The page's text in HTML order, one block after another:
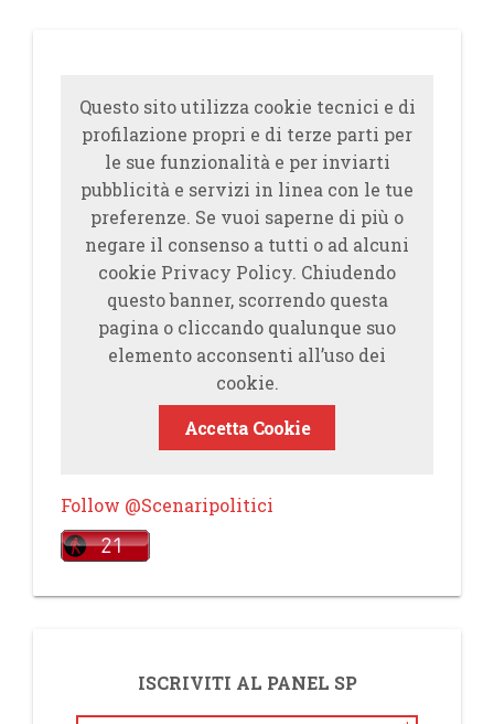
Questo sito utilizza cookie tecnici e di
profilazione propri e di terze parti per
le sue funzionalità e per inviarti
pubblicità e servizi in linea con le tue
preferenze. Se vuoi saperne di più o
negare il consenso a tutti o ad alcuni
cookie Privacy Policy. Chiudendo
questo banner, scorrendo questa
pagina o cliccando qualunque suo
elemento acconsenti all’uso dei
cookie.
Accetta Cookie
Follow @Scenaripolitici
ISCRIVITI AL PANEL SP